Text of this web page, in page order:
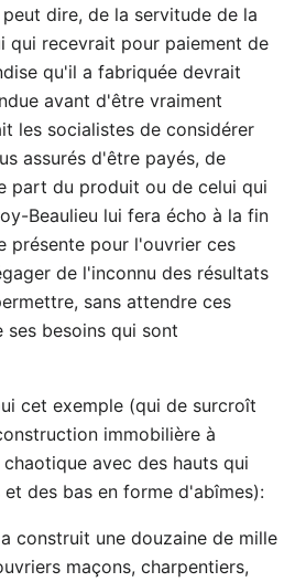
dire, de la servitude de la
qui recevrait pour paiement de
qu'il a fabriquée devrait
avant d'être vraiment
les socialistes de considérer
assurés d'être payés, de
part du produit ou de celui qui
Beaulieu lui fera écho à la fin
présente pour l'ouvrier ces
de l'inconnu des résultats
sans attendre ces
ses besoins qui sont
cet exemple (qui de surcroît
immobilière à
avec des hauts qui
des bas en forme d'abîmes):
construit une douzaine de mille
maçons, charpentiers,